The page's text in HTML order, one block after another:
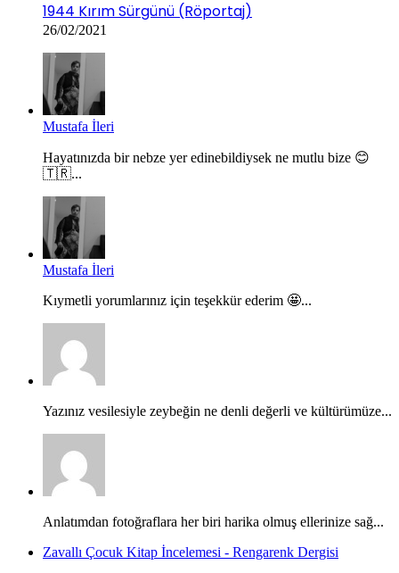
1944 Kırım Sürgünü (Röportaj)
26/02/2021
Mustafa İleri
Hayatınızda bir nebze yer edinebildiysek ne mutlu bize 😊
🇹🇷...
Mustafa İleri
Kıymetli yorumlarınız için teşekkür ederim 🤩...
Yazınız vesilesiyle zeybeğin ne denli değerli ve kültürümüze...
Anlatımdan fotoğraflara her biri harika olmuş ellerinize sağ...
Zavallı Çocuk Kitap İncelemesi - Rengarenk Dergisi